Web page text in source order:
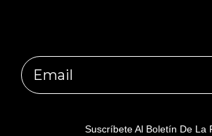
Email
Suscríbete Al Boletín De La